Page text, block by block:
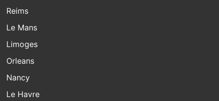
Reims
Le Mans
Limoges
Orleans
Nancy
Le Havre